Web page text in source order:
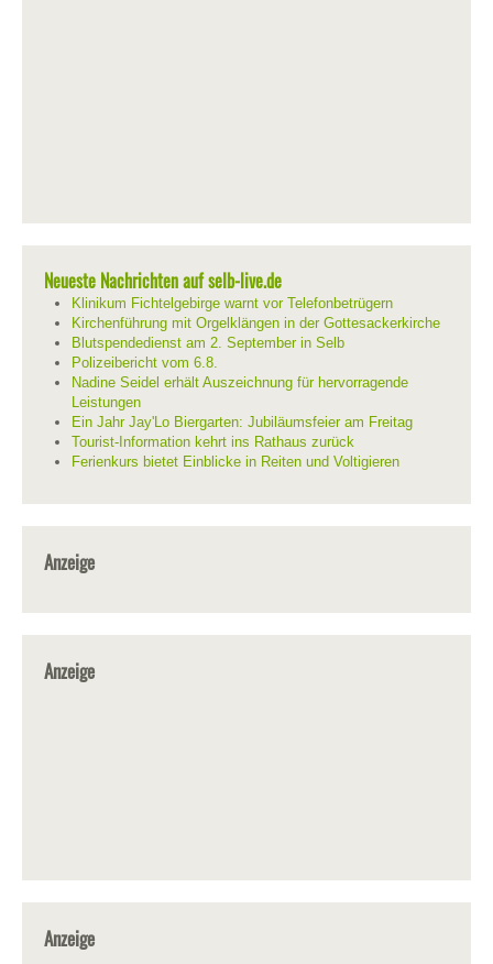
Neueste Nachrichten auf selb-live.de
Klinikum Fichtelgebirge warnt vor Telefonbetrügern
Kirchenführung mit Orgelklängen in der Gottesackerkirche
Blutspendedienst am 2. September in Selb
Polizeibericht vom 6.8.
Nadine Seidel erhält Auszeichnung für hervorragende
Leistungen
Ein Jahr Jay'Lo Biergarten: Jubiläumsfeier am Freitag
Tourist-Information kehrt ins Rathaus zurück
Ferienkurs bietet Einblicke in Reiten und Voltigieren
Anzeige
Anzeige
Anzeige